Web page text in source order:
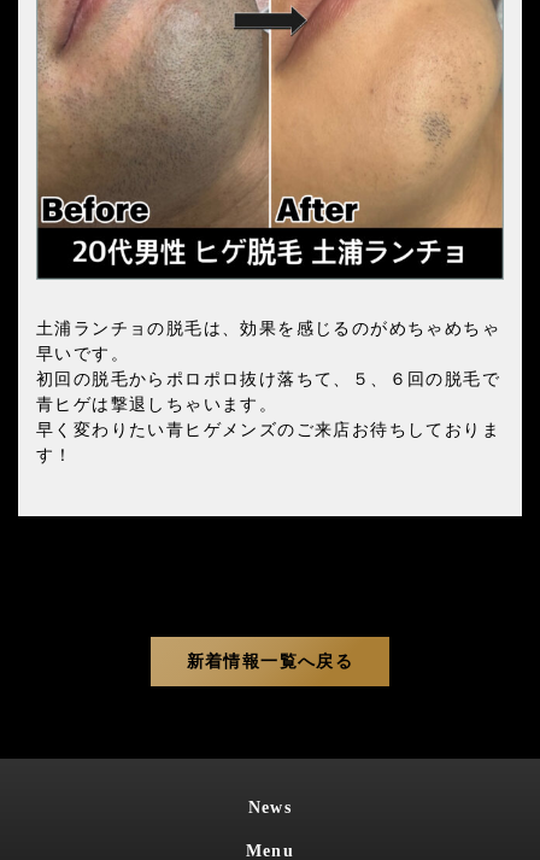
土浦ランチョの脱毛は、効果を感じるのがめちゃめちゃ
早いです。
初回の脱毛からポロポロ抜け落ちて、５、６回の脱毛で
青ヒゲは撃退しちゃいます。
早く変わりたい青ヒゲメンズのご来店お待ちしておりま
す！
新着情報一覧へ戻る
News
Menu